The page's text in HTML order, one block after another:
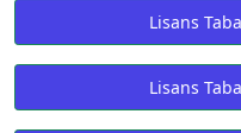
Lisans
Lisans